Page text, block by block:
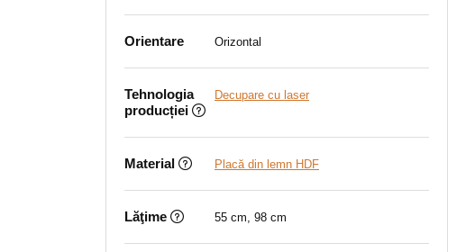
Orientare Orizontal
Tehnologia
producției
Decupare cu laser
Material Placă din lemn HDF
Lăţime 55 cm, 98 cm